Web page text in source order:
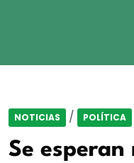
NOTICIAS / POLÍTICA
Se esperan